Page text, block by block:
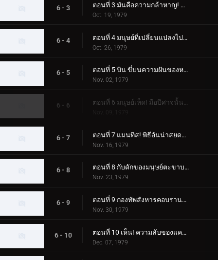
6 - 3 ตอนที่ 3 มันคือความกล้าหาญ! ความกลัวของขลุ่ยค้างคาว
Oct. 19, 1979
6 - 4 ตอนที่ 4 มนุษย์ที่เปลี่ยนแปลงไปสองคน ไรเดอร์ผู้โกรธแค้นแตกสลาย
Oct. 26, 1979
6 - 5 ตอนที่ 5 บิน ขี่บนความฝันของหญิงสาว
Nov. 02, 1979
6 - 6
Nov. 09, 1979
6 - 7 ตอนที่ 7 แมนทิส! พิธีอันน่าสยดสยอง
Nov. 16, 1979
6 - 8 ตอนที่ 8 กับดักของมนุษย์ตะขาบ! ห้องผ่าตัดลึกลับ
Nov. 23, 1979
6 - 9 ตอนที่ 9 กองทัพสังหารคอบรานแมน
Nov. 30, 1979
6 - 10 ตอนที่ 10 เห็น! ความลับของแครกเกอร์แมน
Dec. 07, 1979